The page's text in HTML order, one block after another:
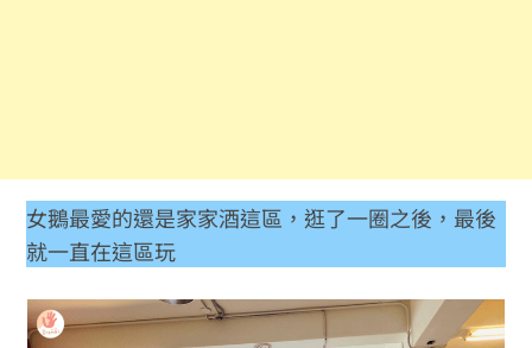
女鵝最愛的還是家家酒這區，逛了一圈之後，最後
就一直在這區玩